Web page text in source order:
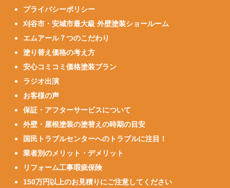
プライバシーポリシー
刈谷市・安城市最大級 外壁塗装ショールーム
エムアール７つのこだわり
塗り替え価格の考え方
安心コミコミ価格塗装プラン
ラジオ出演
お客様の声
保証・アフターサービスについて
外壁・屋根塗装の塗替えの時期の目安
国民トラブルセンターへのトラブルに注目！
業者別のメリット・デメリット
リフォーム工事瑕疵保険
150万円以上のお見積りにご注意してください